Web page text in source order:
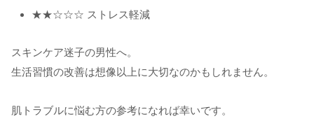
★★☆☆☆ ストレス軽減
スキンケア迷子の男性へ。
生活習慣の改善は想像以上に大切なのかもしれません。
肌トラブルに悩む方の参考になれば幸いです。